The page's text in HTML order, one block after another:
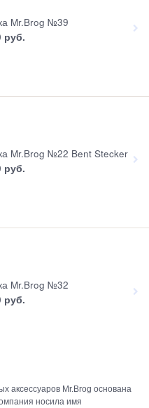
Mr.Brog №39
руб.
Mr.Brog №22 Bent Stecker
руб.
Mr.Brog №32
руб.
аксессуаров Mr.Brog основана
носила имя